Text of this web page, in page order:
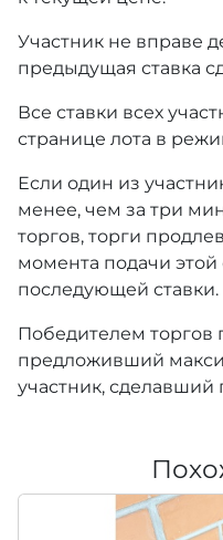
Участник не вправе
предыдущая ставка
Все ставки всех
странице лота в
Если один из
менее, чем за три
торгов, торги
момента подачи этой
последующей ставки.
Победителем торгов
предложивший
участник, сделавший